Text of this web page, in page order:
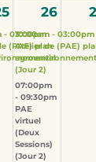
Rd S,
- 03:00pm ●
Ontario
- 03:00pm
(PAE) plan
26
10:00am - 03:00pm
Atelier de (PAE)
(Jour 2)
07:00pm
- 09:30pm
PAE
virtuel
(Deux
Sessions)
(Jour 2)